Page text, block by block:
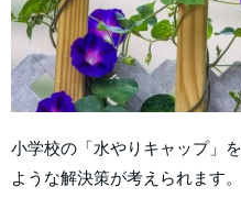
小学校の「水やりキャップ」
ような解決策が考えられます。